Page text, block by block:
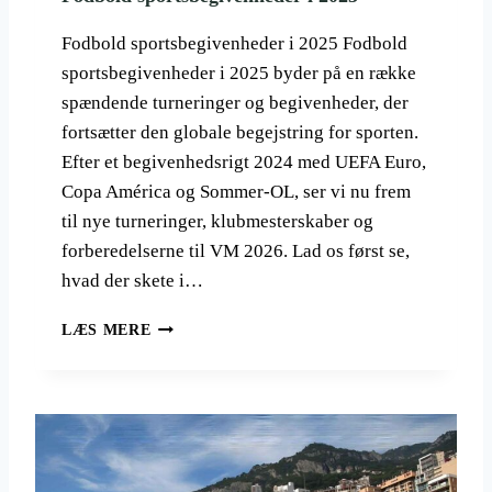
C
Y
L
L
Ø
I
R
S
O
T
-
O
T
I
L
Fodbold sportsbegivenheder i 2025 Fodbold
sportsbegivenheder i 2025 byder på en række
spændende turneringer og begivenheder, der
fortsætter den globale begejstring for sporten.
Efter et begivenhedsrigt 2024 med UEFA Euro,
Copa América og Sommer-OL, ser vi nu frem
til nye turneringer, klubmesterskaber og
forberedelserne til VM 2026. Lad os først se,
hvad der skete i…
LÆS MERE F
O
L
D
S